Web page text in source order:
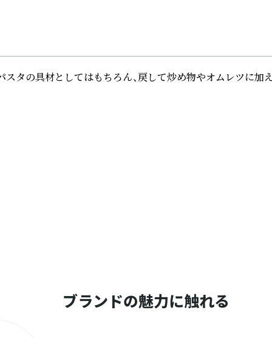
具材としてはもちろん、戻して炒め物やオムレツに
ブランドの魅力に触れる